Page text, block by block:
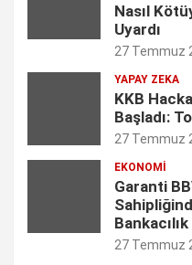
e
d
n
t
e
r
Nasıl
Uyardı
27 Temmuz
YAPAY ZEKA
KKB
Başladı:
27 Temmuz
EKONOMI
Garanti
27 Temmuz